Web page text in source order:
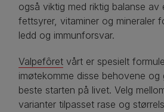
også viktig med riktig balanse av
fettsyrer, vitaminer og mineraler
ledd og immunforsvar.
Valpefôret vårt er spesielt
imøtekomme disse behovene og
beste starten på livet. Velg
varianter tilpasset rase og